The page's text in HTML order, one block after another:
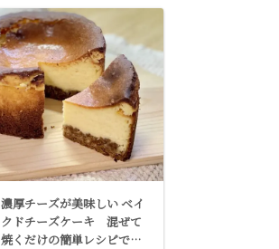
濃厚チーズが美味しい ベイ
クドチーズケーキ 混ぜて
焼くだけの簡単レシピで